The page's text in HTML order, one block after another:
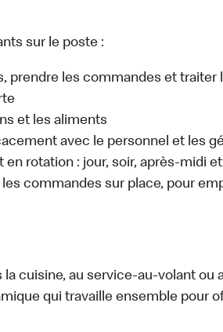
sur le poste :
prendre les commandes et traiter
et les aliments
avec le personnel et les
en rotation : jour, soir, après-midi
commandes sur place, pour
la cuisine, au service-au-volant ou
qui travaille ensemble pour